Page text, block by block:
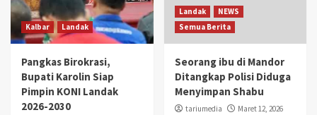
Kalbar Landak
Pangkas Birokrasi,
Bupati Karolin Siap
Pimpin KONI Landak
2026-2030
Landak
NEWS
Semua Berita
Seorang ibu di Mandor
Ditangkap Polisi Diduga
Menyimpan Shabu
tariumedia
Maret 12, 2026